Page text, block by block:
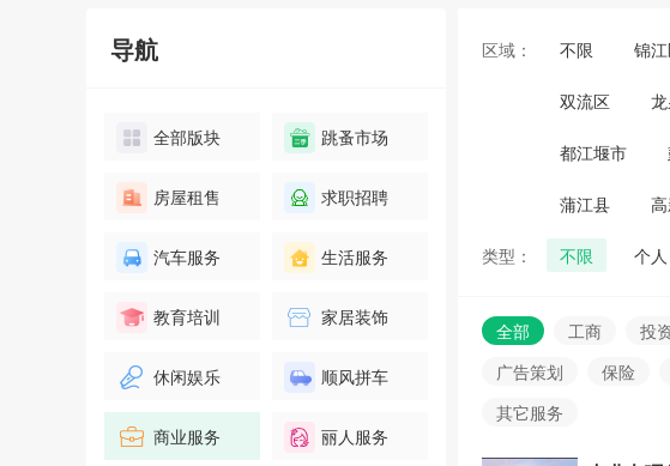
导航
全部版块 跳蚤市场
房屋租售 求职招聘
汽车服务 生活服务
教育培训 家居装饰
休闲娱乐 顺风拼车
商业服务 丽人服务
区域： 不限 锦
双流区
都江堰市
蒲江县
类型： 不限 个人
全部 工商 投
广告策划
保险
其它服务